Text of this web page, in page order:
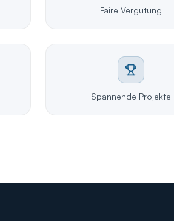
Faire Vergütung
Spannende Projekte